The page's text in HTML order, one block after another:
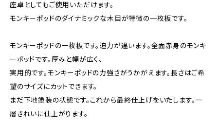
座卓としてもご使用いただけます。
モンキーポッドのダイナミックな木目が特徴の一枚板です。
モンキーポッドの一枚板です。迫力が違います。全面赤身のモンキ
ーポッドです。厚みと幅が広く、
実用的です。モンキーポッドの力強さがうかがえます。長さはご希
望のサイズにカットできます。
まだ下地塗装の状態です。これから最終仕上げをいたします。一
層きれいに仕上がります。